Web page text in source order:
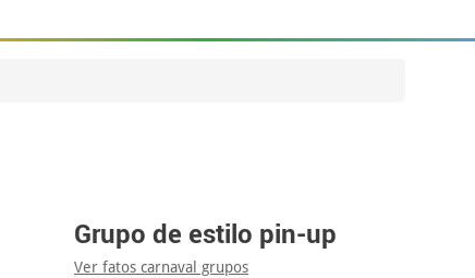
Grupo de estilo pin-up
Ver fatos carnaval grupos